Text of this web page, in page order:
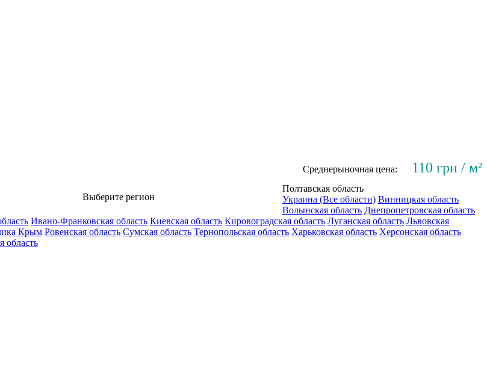
Среднерыночная цена: 110 грн / м²
Выберите регион
Полтавская область
Украина (Все области) Винницкая область
Волынская область Днепропетровская область
Ивано-Франковская область Киевская область Кировоградская область Луганская область Львовская
Крым Ровенская область Сумская область Тернопольская область Харьковская область Херсонская область
область